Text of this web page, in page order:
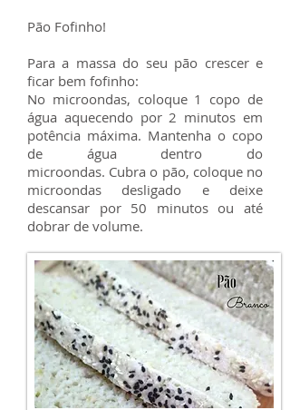
Pão Fofinho!
Para a massa do seu pão crescer e
ficar bem fofinho:
No microondas, coloque 1 copo de
água aquecendo por 2 minutos em
potência máxima. Mantenha o copo
de água dentro do
microondas. Cubra o pão, coloque no
microondas desligado e deixe
descansar por 50 minutos ou até
dobrar de volume.